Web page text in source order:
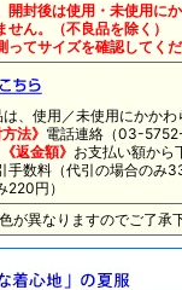
開封後は使用・未使用に
ん。（不良品を除く）
ってサイズを確認してく
、使用／未使用にかかわ
法》 電話連絡（03-
《返金額》 お支払い額から
手数料（代引の場合のみ
円）
が異なりますのでご了承